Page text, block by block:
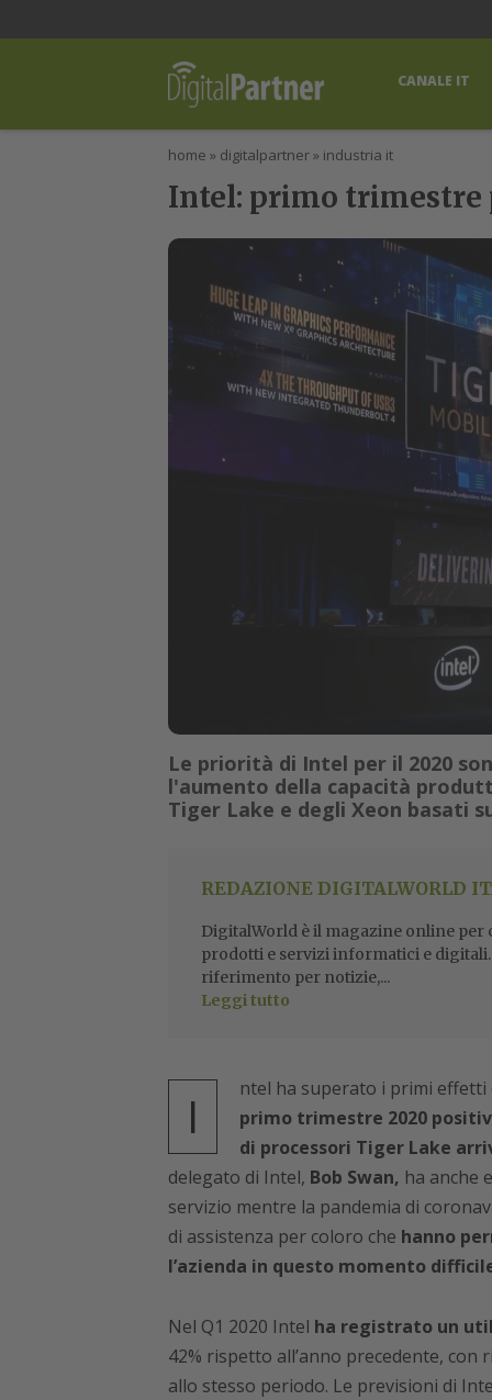
CANALE IT
home » digitalpartner» industria it
Intel: primo trimestre
Le priorità di Intel per il 2020
l'aumento della capacità
Tiger Lake e degli Xeon basati
REDAZIONE DIGITALWORLD
DigitalWorld è il magazine online per
prodotti e servizi informatici e
riferimento per notizie,...
Leggi tutto
I ntel ha superato i primi effetti
primo trimestre 2020
di processori Tiger Lake
delegato di Intel, Bob Swan, ha anche
servizio mentre la pandemia di
di assistenza per coloro che hanno
l’azienda in questo momento
Nel Q1 2020 Intel ha registrato un
42% rispetto all’anno precedente, con
allo stesso periodo. Le previsioni di